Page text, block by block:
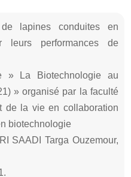
lapines conduites en
leurs performances de
» La Biotechnologie au
» organisé par la faculté
de la vie en collaboration
biotechnologie
SAADI Targa Ouzemour,